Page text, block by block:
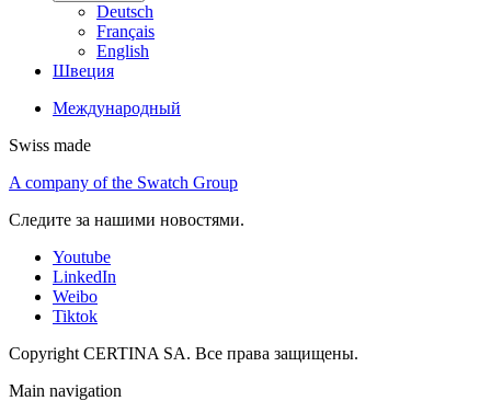
Deutsch
Français
English
Швеция
Международный
Swiss made
A company of the Swatch Group
Следите за нашими новостями.
Youtube
LinkedIn
Weibo
Tiktok
Copyright CERTINA SA. Все права защищены.
Main navigation